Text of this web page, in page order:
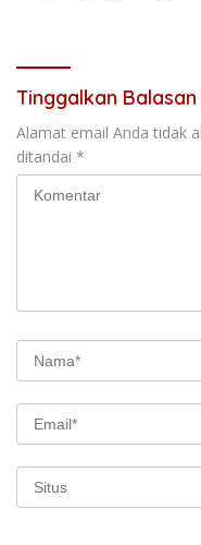
Tinggalkan Balasan
Alamat email Anda tidak
ditandai *